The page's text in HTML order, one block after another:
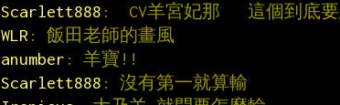
Scarlett888 :  CV羊宮妃那   這個到底
WLR : 飯田老師的畫風
anumber : 羊寶!!
Scarlett888 : 沒有第一就算輸